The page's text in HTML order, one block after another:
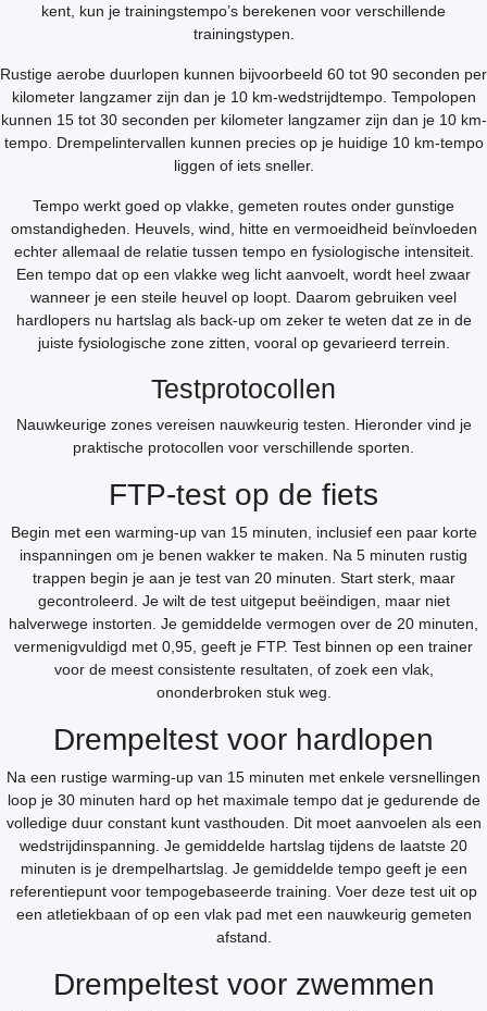
kent, kun je trainingstempo’s berekenen voor verschillende
trainingstypen.
Rustige aerobe duurlopen kunnen bijvoorbeeld 60 tot 90 seconden per
kilometer langzamer zijn dan je 10 km-wedstrijdtempo. Tempolopen
kunnen 15 tot 30 seconden per kilometer langzamer zijn dan je 10 km-
tempo. Drempelintervallen kunnen precies op je huidige 10 km-tempo
liggen of iets sneller.
Tempo werkt goed op vlakke, gemeten routes onder gunstige
omstandigheden. Heuvels, wind, hitte en vermoeidheid beïnvloeden
echter allemaal de relatie tussen tempo en fysiologische intensiteit.
Een tempo dat op een vlakke weg licht aanvoelt, wordt heel zwaar
wanneer je een steile heuvel op loopt. Daarom gebruiken veel
hardlopers nu hartslag als back-up om zeker te weten dat ze in de
juiste fysiologische zone zitten, vooral op gevarieerd terrein.
Testprotocollen
Nauwkeurige zones vereisen nauwkeurig testen. Hieronder vind je
praktische protocollen voor verschillende sporten.
FTP-test op de fiets
Begin met een warming-up van 15 minuten, inclusief een paar korte
inspanningen om je benen wakker te maken. Na 5 minuten rustig
trappen begin je aan je test van 20 minuten. Start sterk, maar
gecontroleerd. Je wilt de test uitgeput beëindigen, maar niet
halverwege instorten. Je gemiddelde vermogen over de 20 minuten,
vermenigvuldigd met 0,95, geeft je FTP. Test binnen op een trainer
voor de meest consistente resultaten, of zoek een vlak,
ononderbroken stuk weg.
Drempeltest voor hardlopen
Na een rustige warming-up van 15 minuten met enkele versnellingen
loop je 30 minuten hard op het maximale tempo dat je gedurende de
volledige duur constant kunt vasthouden. Dit moet aanvoelen als een
wedstrijdinspanning. Je gemiddelde hartslag tijdens de laatste 20
minuten is je drempelhartslag. Je gemiddelde tempo geeft je een
referentiepunt voor tempogebaseerde training. Voer deze test uit op
een atletiekbaan of op een vlak pad met een nauwkeurig gemeten
afstand.
Drempeltest voor zwemmen